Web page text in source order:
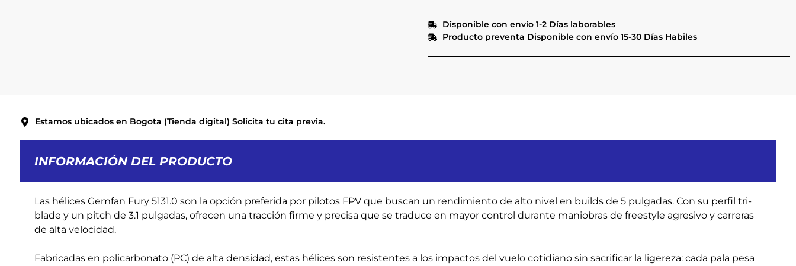
Disponible con envío 1-2 Días laborables
Producto preventa Disponible con envío 15-30 Días Habiles
Estamos ubicados en Bogota (Tienda digital) Solicita tu cita previa.
INFORMACIÓN DEL PRODUCTO
Las hélices Gemfan Fury 5131.0 son la opción preferida por pilotos FPV que buscan un rendimiento de alto nivel en builds de 5 pulgadas. Con su perfil tri-
blade y un pitch de 3.1 pulgadas, ofrecen una tracción firme y precisa que se traduce en mayor control durante maniobras de freestyle agresivo y carreras
de alta velocidad.
Fabricadas en policarbonato (PC) de alta densidad, estas hélices son resistentes a los impactos del vuelo cotidiano sin sacrificar la ligereza: cada pala pesa